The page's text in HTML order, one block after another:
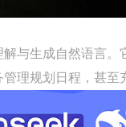
与生成自然语言
理规划日程，甚